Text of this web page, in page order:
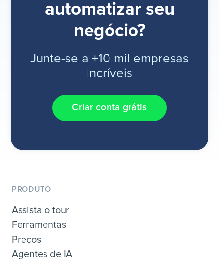
automatizar seu
negócio?
Junte-se a +10 mil empresas
incríveis
Criar conta grátis
PRODUTO
Assista o tour
Ferramentas
Preços
Agentes de IA